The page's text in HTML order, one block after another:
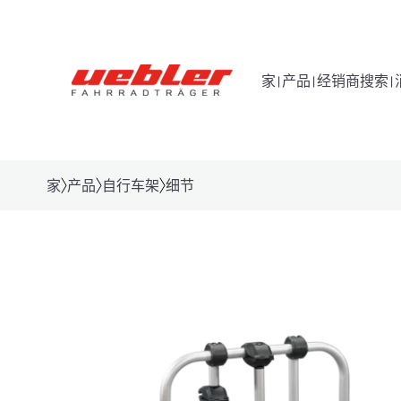
家 产品 经销商搜索
家 产品 自行车架 细节